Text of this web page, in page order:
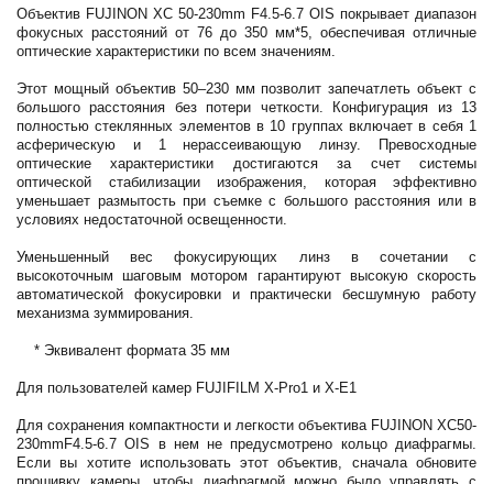
Объектив FUJINON XC 50-230mm F4.5-6.7 OIS покрывает диапазон
фокусных расстояний от 76 до 350 мм*5, обеспечивая отличные
оптические характеристики по всем значениям.
Этот мощный объектив 50–230 мм позволит запечатлеть объект с
большого расстояния без потери четкости. Конфигурация из 13
полностью стеклянных элементов в 10 группах включает в себя 1
асферическую и 1 нерассеивающую линзу. Превосходные
оптические характеристики достигаются за счет системы
оптической стабилизации изображения, которая эффективно
уменьшает размытость при съемке с большого расстояния или в
условиях недостаточной освещенности.
Уменьшенный вес фокусирующих линз в сочетании с
высокоточным шаговым мотором гарантируют высокую скорость
автоматической фокусировки и практически бесшумную работу
механизма зуммирования.
* Эквивалент формата 35 мм
Для пользователей камер FUJIFILM X-Pro1 и X-E1
Для сохранения компактности и легкости объектива FUJINON XC50-
230mmF4.5-6.7 OIS в нем не предусмотрено кольцо диафрагмы.
Если вы хотите использовать этот объектив, сначала обновите